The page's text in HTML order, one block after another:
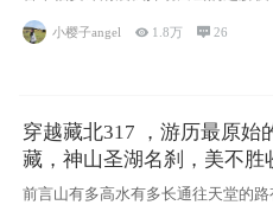
匐在你的
小樱子angel  1.8万 26
穿越藏北317 ，游历最原始
藏，神山圣湖名刹，美不胜
天详细自驾攻略）
前言山有多高水有多长通往天堂的路